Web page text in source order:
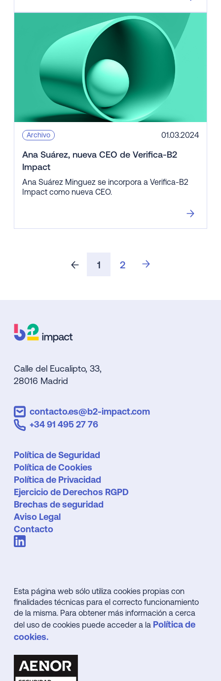
Archivo 01.03.2024
Ana Suárez, nueva CEO de Verifica-B2
Impact
Ana Suárez Minguez se incorpora a Verifica-B2
Impact como nueva CEO.
1 2
Calle del Eucalipto, 33,
28016 Madrid
contacto.es@b2-impact.com
+34 91 495 27 76
Política de Seguridad
Política de Cookies
Política de Privacidad
Ejercicio de Derechos RGPD
Brechas de seguridad
Aviso Legal
Contacto
Esta página web sólo utiliza cookies propias con
finalidades técnicas para el correcto funcionamiento
de la misma. Para obtener más información a cerca
del uso de cookies puede acceder a la Política de
cookies.